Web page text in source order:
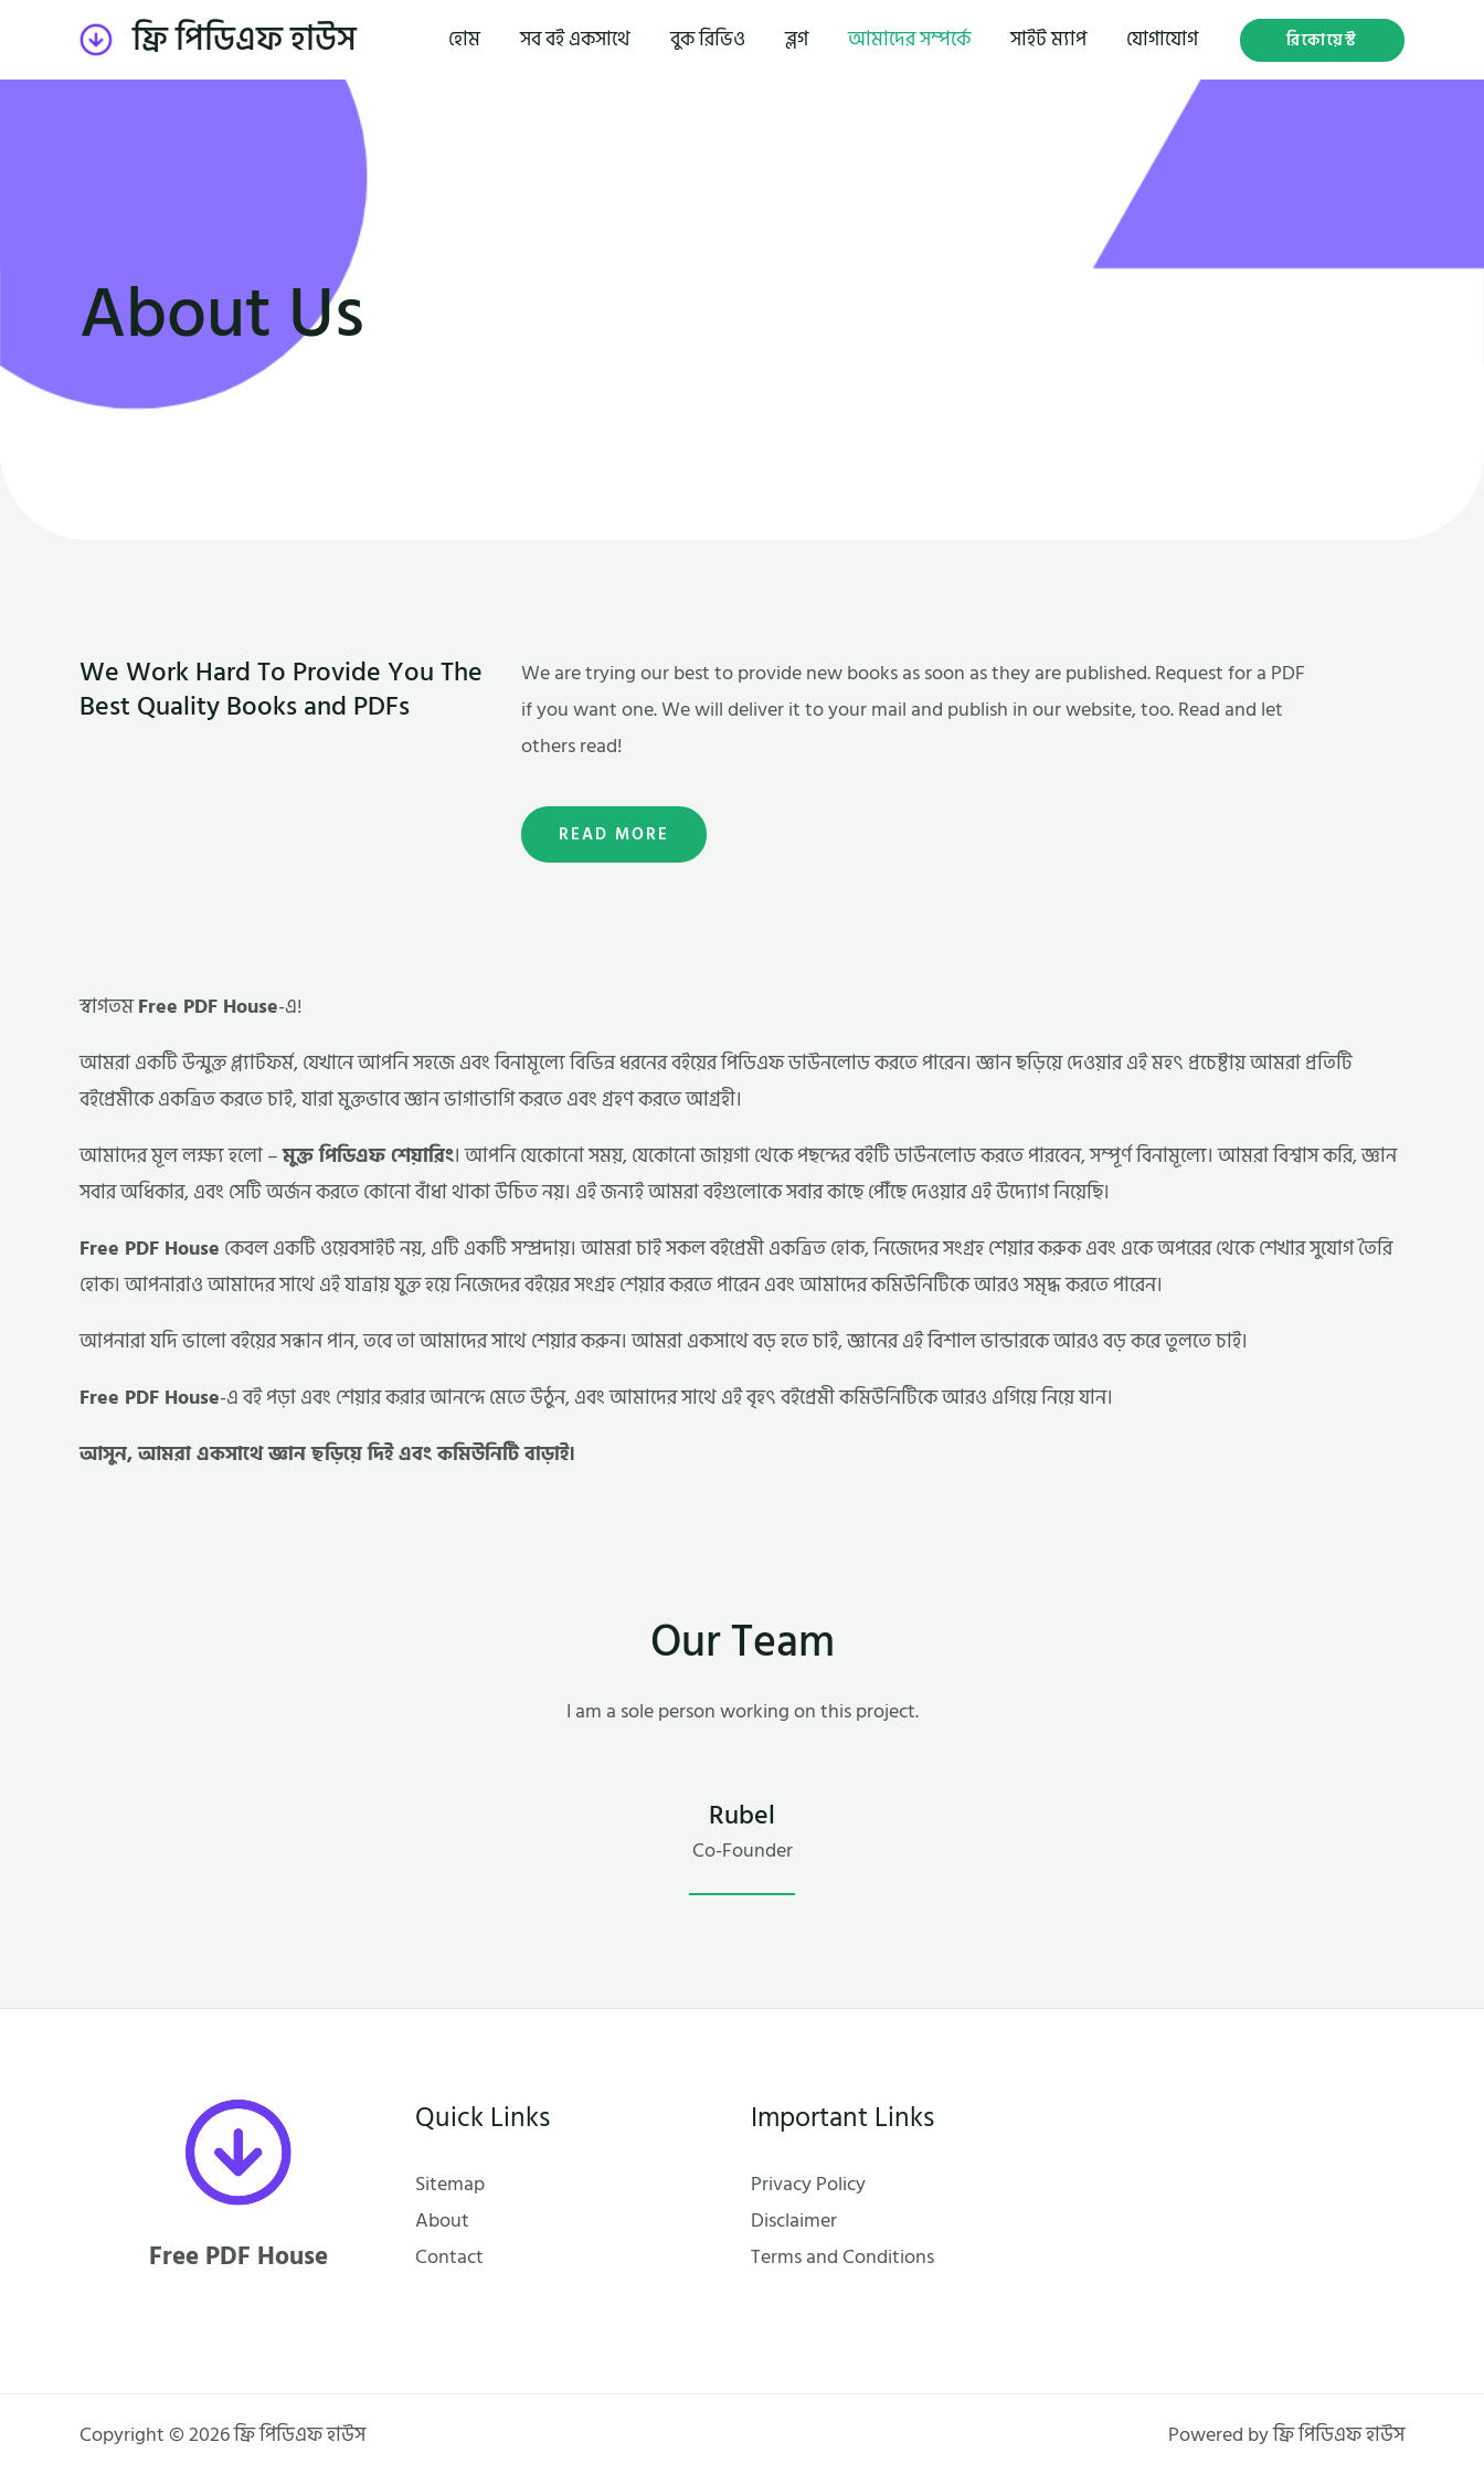
content
ফ্রি পিডিএফ হাউস হোম সব বই একসাথে বুক রিভিও ব্লগ আমাদের সম্পর্কে সাইট ম্যাপ যোগাযোগ রিকোয়েস্ট
About Us
We Work Hard To Provide You The
Best Quality Books and PDFs
We are trying our best to provide new books as soon as they are published. Request for a PDF
if you want one. We will deliver it to your mail and publish in our website, too. Read and let
others read!
READ MORE
স্বাগতমFree PDF House-এ!
আমরা একটি উন্মুক্ত প্ল্যাটফর্ম, যেখানে আপনি সহজে এবং বিনামূল্যে বিভিন্ন ধরনের বইয়ের পিডিএফ ডাউনলোড করতে পারেন। জ্ঞান ছড়িয়ে দেওয়ার এই মহৎ প্রচেষ্টায় আমরা প্রতিটি
বইপ্রেমীকে একত্রিত করতে চাই, যারা মুক্তভাবে জ্ঞান ভাগাভাগি করতে এবং গ্রহণ করতে আগ্রহী।
আমাদের মূল লক্ষ্য হলো –মুক্ত পিডিএফ শেয়ারিং। আপনি যেকোনো সময়, যেকোনো জায়গা থেকে পছন্দের বইটি ডাউনলোড করতে পারবেন, সম্পূর্ণ বিনামূল্যে। আমরা বিশ্বাস করি, জ্ঞান
সবার অধিকার, এবং সেটি অর্জন করতে কোনো বাঁধা থাকা উচিত নয়। এই জন্যই আমরা বইগুলোকে সবার কাছে পৌঁছে দেওয়ার এই উদ্যোগ নিয়েছি।
Free PDF House কেবল একটি ওয়েবসাইট নয়, এটি একটি সম্প্রদায়। আমরা চাই সকল বইপ্রেমী একত্রিত হোক, নিজেদের সংগ্রহ শেয়ার করুক এবং একে অপরের থেকে শেখার সুযোগ তৈরি
হোক। আপনারাও আমাদের সাথে এই যাত্রায় যুক্ত হয়ে নিজেদের বইয়ের সংগ্রহ শেয়ার করতে পারেন এবং আমাদের কমিউনিটিকে আরও সমৃদ্ধ করতে পারেন।
আপনারা যদি ভালো বইয়ের সন্ধান পান, তবে তা আমাদের সাথে শেয়ার করুন। আমরা একসাথে বড় হতে চাই, জ্ঞানের এই বিশাল ভান্ডারকে আরও বড় করে তুলতে চাই।
Free PDF House-এ বই পড়া এবং শেয়ার করার আনন্দে মেতে উঠুন, এবং আমাদের সাথে এই বৃহৎ বইপ্রেমী কমিউনিটিকে আরও এগিয়ে নিয়ে যান।
আসুন, আমরা একসাথে জ্ঞান ছড়িয়ে দিই এবং কমিউনিটি বাড়াই।
Our Team
I am a sole person working on this project.
Rubel
Co-Founder
Free PDF House
Quick Links
Sitemap
About
Contact
Important Links
Privacy Policy
Disclaimer
Terms and Conditions
Copyright © 2026 ফ্রি পিডিএফ হাউস Powered by ফ্রি পিডিএফ হাউস